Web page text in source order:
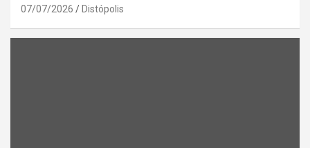
07/07/2026 Distópolis